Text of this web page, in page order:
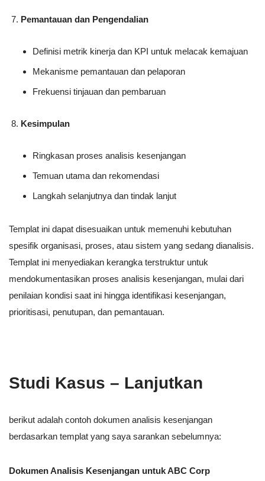
Pemantauan dan Pengendalian
Definisi metrik kinerja dan KPI untuk melacak kemajuan
Mekanisme pemantauan dan pelaporan
Frekuensi tinjauan dan pembaruan
Kesimpulan
Ringkasan proses analisis kesenjangan
Temuan utama dan rekomendasi
Langkah selanjutnya dan tindak lanjut
Templat ini dapat disesuaikan untuk memenuhi kebutuhan
spesifik organisasi, proses, atau sistem yang sedang dianalisis.
Templat ini menyediakan kerangka terstruktur untuk
mendokumentasikan proses analisis kesenjangan, mulai dari
penilaian kondisi saat ini hingga identifikasi kesenjangan,
prioritisasi, penutupan, dan pemantauan.
Studi Kasus – Lanjutkan
berikut adalah contoh dokumen analisis kesenjangan
berdasarkan templat yang saya sarankan sebelumnya:
Dokumen Analisis Kesenjangan untuk ABC Corp